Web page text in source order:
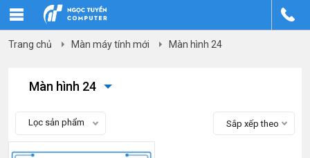
Trang chủ Màn máy tính mới Màn hình 24
Màn hình 24
Lọc sản phẩm Sắp xếp theo